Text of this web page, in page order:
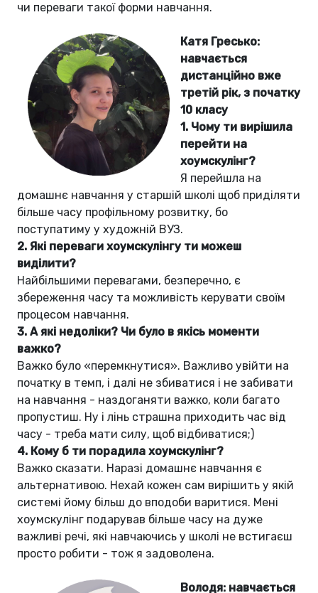
чи переваги такої форми навчання.
Катя Гресько:
навчається
дистанційно вже
третій рік, з початку
10 класу
1. Чому ти вирішила
перейти на
хоумскулінг?
Я перейшла на
домашнє навчання у старшій школі щоб приділяти
більше часу профільному розвитку, бо
поступатиму у художній ВУЗ.
2. Які переваги хоумскулінгу ти можеш
виділити?
Найбільшими перевагами, безперечно, є
збереження часу та можливість керувати своїм
процесом навчання.
3. А які недоліки? Чи було в якісь моменти
важко?
Важко було «перемкнутися». Важливо увійти на
початку в темп, і далі не збиватися і не забивати
на навчання - наздоганяти важко, коли багато
пропустиш. Ну і лінь страшна приходить час від
часу - треба мати силу, щоб відбиватися;)
4. Кому б ти порадила хоумскулінг?
Важко сказати. Наразі домашнє навчання є
альтернативою. Нехай кожен сам вирішить у якій
системі йому більш до вподоби варитися. Мені
хоумскулінг подарував більше часу на дуже
важливі речі, які навчаючись у школі не встигаєш
просто робити - тож я задоволена.
Володя: навчається